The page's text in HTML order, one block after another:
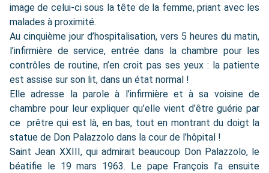
image de celui-ci sous la tête de la femme, priant avec les
malades à proximité.
Au cinquième jour d’hospitalisation, vers 5 heures du matin,
l’infirmière de service, entrée dans la chambre pour les
contrôles de routine, n’en croit pas ses yeux : la patiente
est assise sur son lit, dans un état normal !
Elle adresse la parole à l’infirmière et à sa voisine de
chambre pour leur expliquer qu’elle vient d’être guérie par
ce prêtre qui est là, en bas, tout en montrant du doigt la
statue de Don Palazzolo dans la cour de l’hôpital !
Saint Jean XXIII, qui admirait beaucoup Don Palazzolo, le
béatifie le 19 mars 1963. Le pape François l’a ensuite